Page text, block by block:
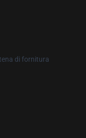
di fornitura